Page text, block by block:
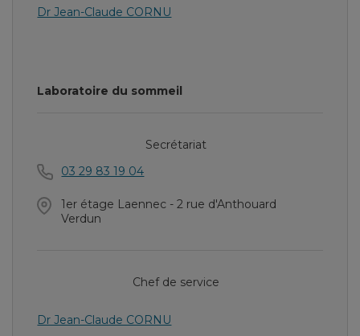
Dr Jean-Claude CORNU
Laboratoire du sommeil
Secrétariat
03 29 83 19 04
1er étage Laennec - 2 rue d'Anthouard
Verdun
Chef de service
Dr Jean-Claude CORNU